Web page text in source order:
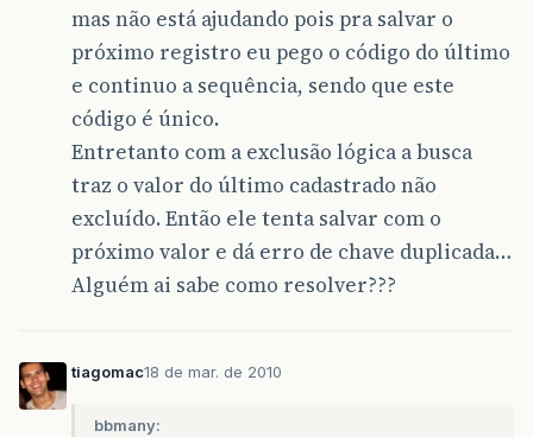
mas não está ajudando pois pra salvar o
próximo registro eu pego o código do último
e continuo a sequência, sendo que este
código é único.
Entretanto com a exclusão lógica a busca
traz o valor do último cadastrado não
excluído. Então ele tenta salvar com o
próximo valor e dá erro de chave duplicada…
Alguém ai sabe como resolver???
tiagomac18 de mar. de 2010
bbmany: